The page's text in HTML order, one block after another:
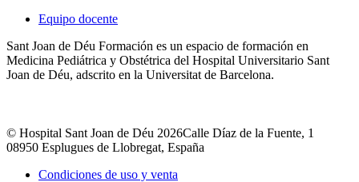
Equipo docente
Sant Joan de Déu Formación es un espacio de formación en
Medicina Pediátrica y Obstétrica del Hospital Universitario Sant
Joan de Déu, adscrito en la Universitat de Barcelona.
© Hospital Sant Joan de Déu 2026Calle Díaz de la Fuente, 1
08950 Esplugues de Llobregat, España
Condiciones de uso y venta